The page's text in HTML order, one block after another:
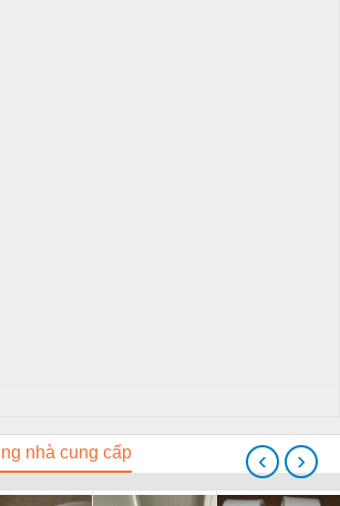
nhà cung cấp ‹ ›